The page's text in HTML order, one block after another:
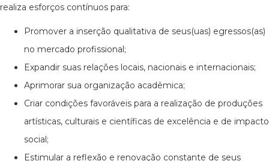
realiza esforços contínuos para:
Promover a inserção qualitativa de seus(uas) egressos(as)
no mercado profissional;
Expandir suas relações locais, nacionais e internacionais;
Aprimorar sua organização acadêmica;
Criar condições favoráveis para a realização de produções
artísticas, culturais e científicas de excelência e de impacto
social;
Estimular a reflexão e renovação constante de seus